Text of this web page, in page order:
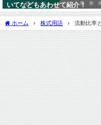
などについてもあわせて紹介！
ホーム 株式用語 流動比率